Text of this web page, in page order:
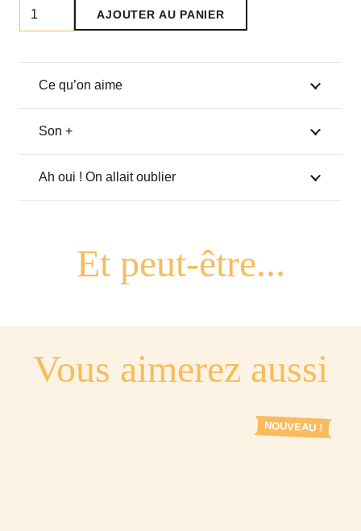
quantité
de
AJOUTER AU PANIER
Ce qu’on aime
Son +
Ah oui ! On allait oublier
Vous aimerez aussi
NOUVEAU !